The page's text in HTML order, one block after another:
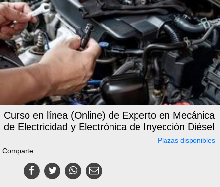
Curso en línea (Online) de Experto en Mecánica
de Electricidad y Electrónica de Inyección Diésel
Plazas disponibles
Comparte: